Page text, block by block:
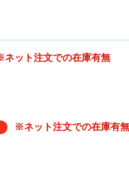
ネット注文での在庫有無
※ネット注文での在庫有無